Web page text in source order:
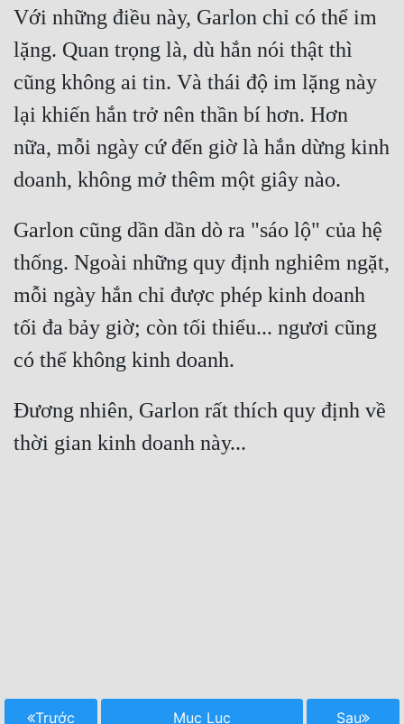
Với những điều này, Garlon chỉ có thể im
lặng. Quan trọng là, dù hắn nói thật thì
cũng không ai tin. Và thái độ im lặng này
lại khiến hắn trở nên thần bí hơn. Hơn
nữa, mỗi ngày cứ đến giờ là hắn dừng kinh
Garlon cũng dần dần dò ra "sáo lộ" của hệ
thống. Ngoài những quy định nghiêm ngặt,
mỗi ngày hắn chỉ được phép kinh doanh
tối đa bảy giờ; còn tối thiểu... ngươi cũng
Đương nhiên, Garlon rất thích quy định về
Trước Mục Lục Sau